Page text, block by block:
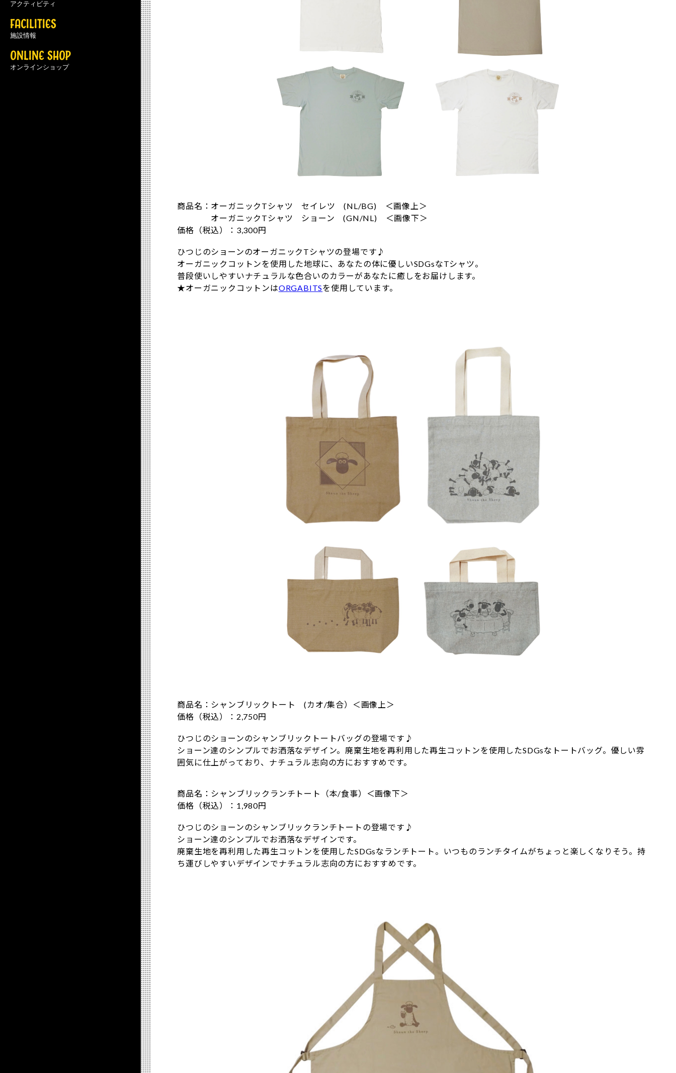
アクティビティ
FACILITIES
施設情報
ONLINE SHOP
オンラインショップ
商品名：オーガニックTシャツ セイレツ (NL/BG) ＜画像上＞
オーガニックTシャツ ショーン (GN/NL) ＜画像下＞
価格（税込）：3,300円
ひつじのショーンのオーガニックTシャツの登場です♪
オーガニックコットンを使用した地球に、あなたの体に優しいSDGsなTシャツ。
普段使いしやすいナチュラルな色合いのカラーがあなたに癒しをお届けします。
★オーガニックコットンはORGABITSを使用しています。
商品名：シャンブリックトート (カオ/集合）＜画像上＞
価格（税込）：2,750円
ひつじのショーンのシャンブリックトートバッグの登場です♪
ショーン達のシンプルでお洒落なデザイン。廃棄生地を再利用した再生コットンを使用したSDGsなトートバッグ。優しい雰
囲気に仕上がっており、ナチュラル志向の方におすすめです。
商品名：シャンブリックランチトート（本/食事）＜画像下＞
価格（税込）：1,980円
ひつじのショーンのシャンブリックランチトートの登場です♪
ショーン達のシンプルでお洒落なデザインです。
廃棄生地を再利用した再生コットンを使用したSDGsなランチトート。いつものランチタイムがちょっと楽しくなりそう。持
ち運びしやすいデザインでナチュラル志向の方におすすめです。